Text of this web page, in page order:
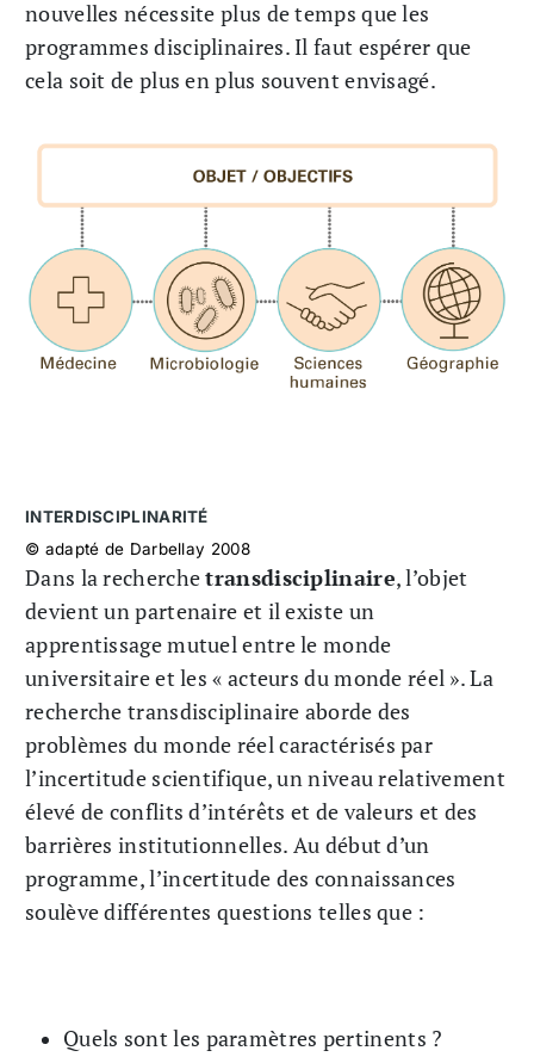
nouvelles nécessite plus de temps que les
programmes disciplinaires. Il faut espérer que
cela soit de plus en plus souvent envisagé.
INTERDISCIPLINARITÉ
© adapté de Darbellay 2008
Dans la recherchetransdisciplinaire, l’objet
devient un partenaire et il existe un
apprentissage mutuel entre le monde
universitaire et les « acteurs du monde réel ». La
recherche transdisciplinaire aborde des
problèmes du monde réel caractérisés par
l’incertitude scientifique, un niveau relativement
élevé de conflits d’intérêts et de valeurs et des
barrières institutionnelles. Au début d’un
programme, l’incertitude des connaissances
soulève différentes questions telles que :
Quels sont les paramètres pertinents ?